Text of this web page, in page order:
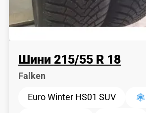
Шини 215/55 R 18
Falken
Euro Winter HS01 SUV